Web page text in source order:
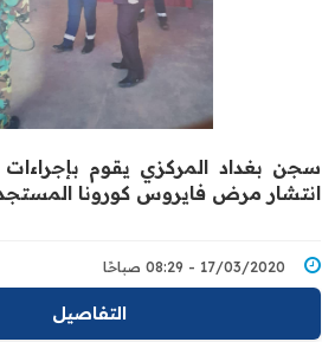
سجن بغداد المركزي يقوم
انتشار مرض فايروس كورونا
17/03/2020 - 08:29 صباحًا
التفاصيل